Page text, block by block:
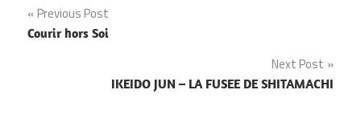
Navigation
de
Previous Post
Courir hors Soi
Next Post
IKEIDO JUN – LA FUSEE DE SHITAMACHI